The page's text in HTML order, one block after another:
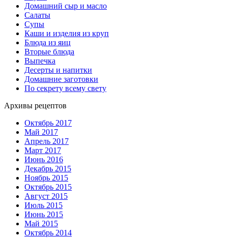
Домашний сыр и масло
Салаты
Супы
Каши и изделия из круп
Блюда из яиц
Вторые блюда
Выпечка
Десерты и напитки
Домашние заготовки
По секрету всему свету
Архивы рецептов
Октябрь 2017
Май 2017
Апрель 2017
Март 2017
Июнь 2016
Декабрь 2015
Ноябрь 2015
Октябрь 2015
Август 2015
Июль 2015
Июнь 2015
Май 2015
Октябрь 2014